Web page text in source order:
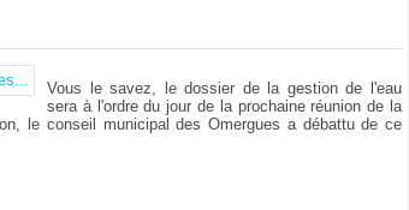
Vous le savez, le dossier de la gestion de l'eau
sera à l'ordre du jour de la prochaine réunion de la
le conseil municipal des Omergues a débattu de ce